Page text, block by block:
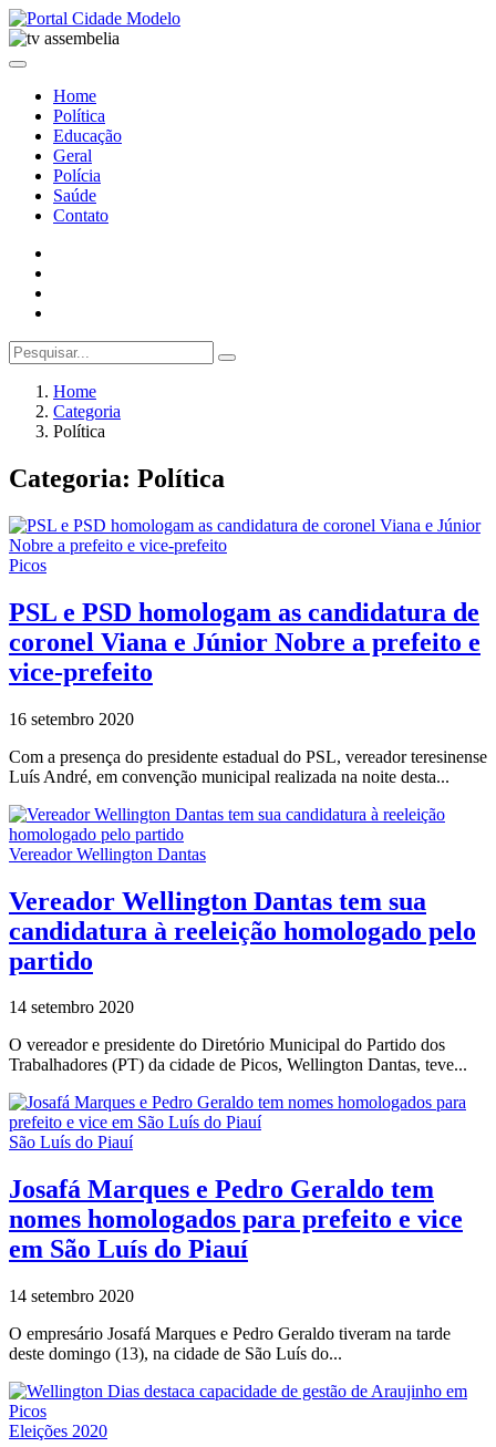
Home
Política
Educação
Geral
Polícia
Saúde
Contato
Home
Categoria
Política
Categoria: Política
Picos
PSL e PSD homologam as candidatura de
coronel Viana e Júnior Nobre a prefeito e
vice-prefeito
16 setembro 2020
Com a presença do presidente estadual do PSL, vereador teresinense
Luís André, em convenção municipal realizada na noite desta...
Vereador Wellington Dantas
Vereador Wellington Dantas tem sua
candidatura à reeleição homologado pelo
partido
14 setembro 2020
O vereador e presidente do Diretório Municipal do Partido dos
Trabalhadores (PT) da cidade de Picos, Wellington Dantas, teve...
São Luís do Piauí
Josafá Marques e Pedro Geraldo tem
nomes homologados para prefeito e vice
em São Luís do Piauí
14 setembro 2020
O empresário Josafá Marques e Pedro Geraldo tiveram na tarde
deste domingo (13), na cidade de São Luís do...
Eleições 2020